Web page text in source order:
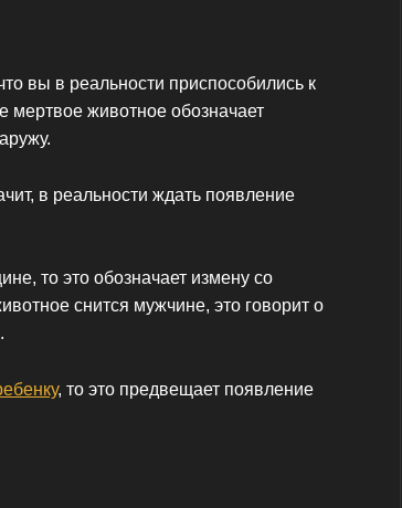
вы в реальности приспособились к
мертвое животное обозначает
в реальности ждать появление
то это обозначает измену со
снится мужчине, это говорит о
, то это предвещает появление